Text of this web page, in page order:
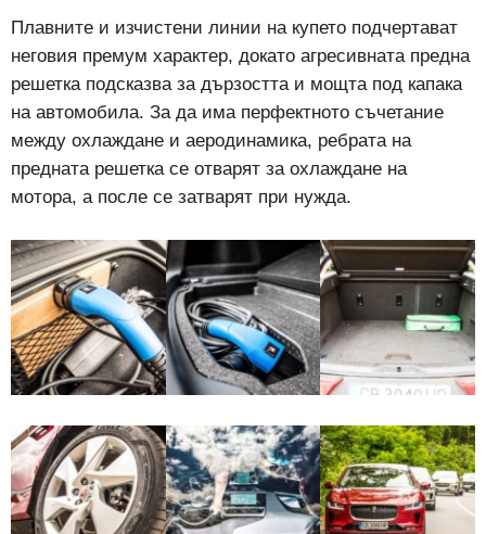
Плавните и изчистени линии на купето подчертават
неговия премум характер, докато агресивната предна
решетка подсказва за дързостта и мощта под капака
на автомобила. За да има перфектното съчетание
между охлаждане и аеродинамика, ребрата на
предната решетка се отварят за охлаждане на
мотора, а после се затварят при нужда.